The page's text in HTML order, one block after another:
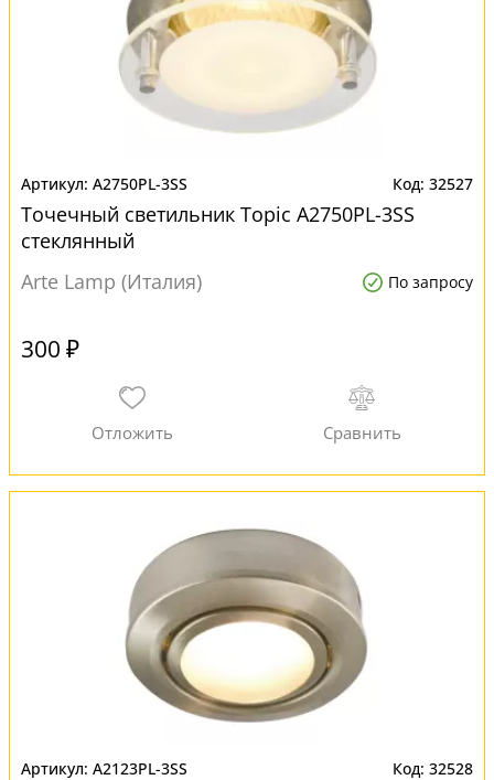
A2750PL-3SS 32527
Точечный светильник Topic A2750PL-3SS
стеклянный
Arte Lamp (Италия)
По запросу
300 ₽
A2123PL-3SS 32528